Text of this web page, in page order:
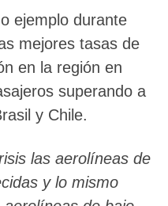
ejemplo durante
mejores tasas de
en la región en
superando a
y Chile.
las aerolíneas de
y lo mismo